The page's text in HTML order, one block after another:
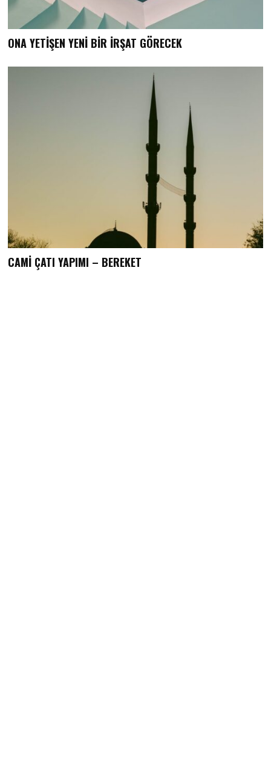
ONA YETİŞEN YENİ BİR İRŞAT GÖRECEK
CAMİ ÇATI YAPIMI – BEREKET